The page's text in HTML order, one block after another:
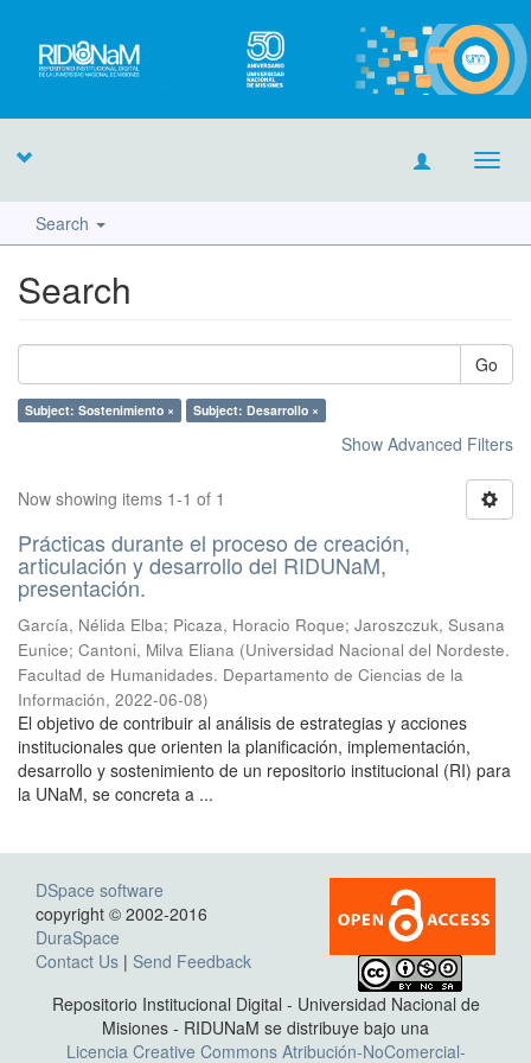
Search
Search
Go
Subject: Sostenimiento × Subject: Desarrollo ×
Show Advanced Filters
Now showing items 1-1 of 1
Prácticas durante el proceso de creación,
articulación y desarrollo del RIDUNaM,
presentación.
García, Nélida Elba; Picaza, Horacio Roque; Jaroszczuk, Susana
Eunice; Cantoni, Milva Eliana (Universidad Nacional del Nordeste.
Facultad de Humanidades. Departamento de Ciencias de la
Información, 2022-06-08)
El objetivo de contribuir al análisis de estrategias y acciones
institucionales que orienten la planificación, implementación,
desarrollo y sostenimiento de un repositorio institucional (RI) para
la UNaM, se concreta a ...
DSpace software
copyright © 2002-2016
DuraSpace
Contact Us | Send Feedback
Repositorio Institucional Digital - Universidad Nacional de
Misiones - RIDUNaM se distribuye bajo una
Licencia Creative Commons Atribución-NoComercial-